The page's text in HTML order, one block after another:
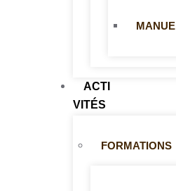
ACTI
VITÉS
FORMATIONS